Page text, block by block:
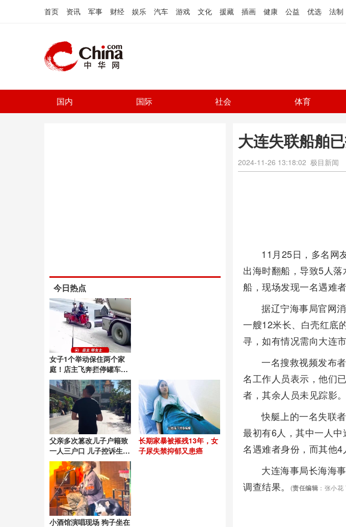
首页 资讯 军事 财经 娱乐 汽车 游戏 文化 援藏 插画 健康 公益 优选 法制
国内 国际 社会 体育
大连失联船舶
2024-11-26 13:18:02 极目新闻
11月25日，多名网
出海时翻船，导致5人
船，现场发现一名遇难
据辽宁海事局官网
一艘12米长、白壳红底
寻，如有情况需向大连
一名搜救视频发布
名工作人员表示，他们
者，其余人员未见踪影。
快艇上的一名失联
最初有6人，其中一人
名遇难者身份，而其他4
大连海事局长海海
调查结果。
(责任编辑 ：张小
今日热点
女子1个举动保住两个家
庭！店主飞奔拦停罐车救
下2位老人
父亲多次篡改儿子户籍致
一人三户口 儿子控诉生父
肆意操控自己半生
长期家暴被摧残13年，女
子尿失禁抑郁又患癌
小酒馆演唱现场 狗子坐在